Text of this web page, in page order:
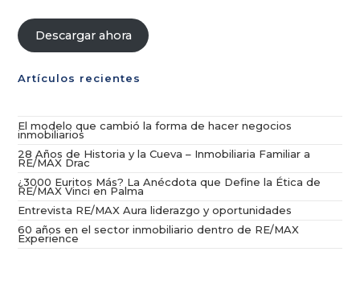
Descargar ahora
Artículos recientes
El modelo que cambió la forma de hacer negocios
inmobiliarios
28 Años de Historia y la Cueva – Inmobiliaria Familiar a
RE/MAX Drac
¿3000 Euritos Más? La Anécdota que Define la Ética de
RE/MAX Vinci en Palma
Entrevista RE/MAX Aura liderazgo y oportunidades
60 años en el sector inmobiliario dentro de RE/MAX
Experience